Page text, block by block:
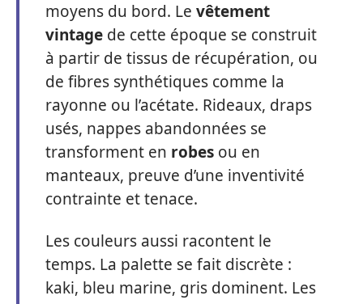
moyens du bord. Le vêtement
vintage de cette époque se construit
à partir de tissus de récupération, ou
de fibres synthétiques comme la
rayonne ou l’acétate. Rideaux, draps
usés, nappes abandonnées se
transforment en robes ou en
manteaux, preuve d’une inventivité
contrainte et tenace.
Les couleurs aussi racontent le
temps. La palette se fait discrète :
kaki, bleu marine, gris dominent. Les